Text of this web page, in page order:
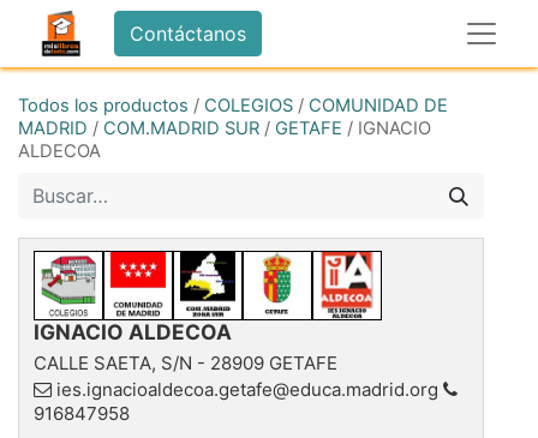
Contáctanos
Todos los productos / COLEGIOS / COMUNIDAD DE
MADRID / COM.MADRID SUR / GETAFE / IGNACIO
ALDECOA
IGNACIO ALDECOA
CALLE SAETA, S/N - 28909 GETAFE
ies.ignacioaldecoa.getafe@educa.madrid.org
916847958